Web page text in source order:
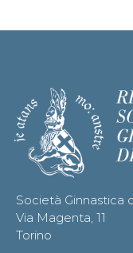
Società Ginnastica
Via Magenta, 11
Torino